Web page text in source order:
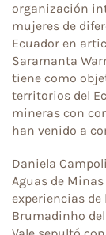
organización
mujeres de
Ecuador en
Saramanta
tiene como
territorios del
mineras con
han venido a
Daniela
Aguas de
experiencias
Brumadinho